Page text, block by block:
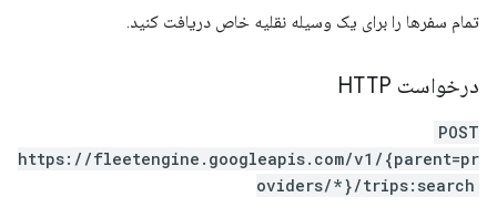
تمام سفرها را برای یک وسیله نقلیه خاص دریافت کنید.
درخواست HTTP
POST
https://fleetengine.googleapis.com/v1/{parent=pr
oviders/*}/trips:search